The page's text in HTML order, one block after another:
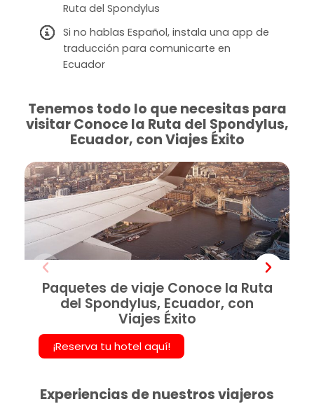
Ruta del Spondylus
Si no hablas Español, instala una app de
traducción para comunicarte en
Ecuador
Tenemos todo lo que necesitas para
visitar Conoce la Ruta del Spondylus,
Ecuador, con Viajes Éxito
Paquetes de viaje Conoce la Ruta
del Spondylus, Ecuador, con
Viajes Éxito
¡Reserva tu hotel aquí!
Experiencias de nuestros viajeros